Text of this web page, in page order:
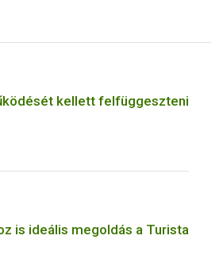
kellett felfüggeszteni
is ideális megoldás a Turista